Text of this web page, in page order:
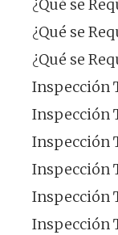
¿Qué se
¿Qué se
¿Qué se
Inspección
Inspección
Inspección
Inspección
Inspección
Inspección